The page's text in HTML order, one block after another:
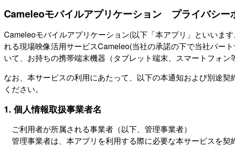
Cameleoモバイルアプリケーション プライバシー
Cameleoモバイルアプリケーション(以下「本アプリ」といいま
れる現場映像活用サービスCameleo(当社の承諾の下で当社パー
いて、お持ちの携帯端末機器（タブレット端末、スマートフォ
なお、本サービスの利用にあたって、以下の本通知および別途
ください。
1. 個人情報取扱事業者名
ご利用者が所属される事業者（以下、管理事業者）
管理事業者は、本アプリを利用する際に必要な本サービスを契